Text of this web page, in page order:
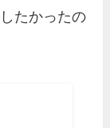
たかったの